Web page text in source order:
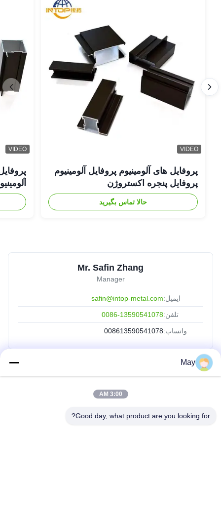
VIDEO
پروفایل های آلومینیوم پروفایل آلومینیوم
پروفایل پنجره اکستروژن
حالا تماس بگیرید
VIDEO
Mr. Safin Zhang
Manager
ایمیل:safin@intop-metal.com
تلفن:0086-13590541078
واتساپ:008613590541078
لینک های سریع
خانه
دربارهی ما
May
3:00 AM
Good day, what product are you looking for?